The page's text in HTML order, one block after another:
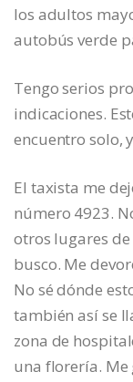
los adultos
autobús verde
Tengo serios
indicaciones.
encuentro solo,
El taxista me
número 4923.
otros lugares
busco. Me
No sé dónde
también así se
zona de
una florería. Me